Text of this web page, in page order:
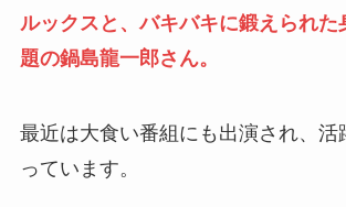
ルックスと、バキバキに鍛えられた
題の鍋島龍一郎さん。
最近は大食い番組にも出演され、活
っています。